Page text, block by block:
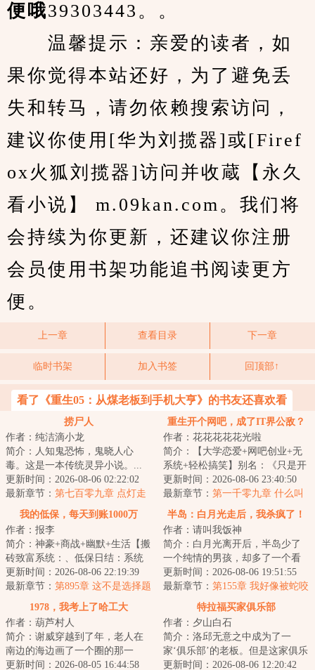
便哦39303443。。
温馨提示：亲爱的读者，如
果你觉得本站还好，为了避免丢
失和转马，请勿依赖搜索访问，
建议你使用[华为刘揽器]或[Firef
ox火狐刘揽器]访问并收蔵【永久
看小说】 m.09kan.com。我们将
会持续为你更新，还建议你注册
会员使用书架功能追书阅读更方
便。
上一章 查看目录 下一章
临时书架 加入书签 回顶部↑
看了《重生05：从煤老板到手机大亨》的书友还喜欢看
捞尸人
作者：纯洁滴小龙
简介：人知鬼恐怖，鬼晓人心
毒。这是一本传统灵异小说。...
更新时间：2026-08-06 02:22:02
最新章节： 第七百零九章 点灯走
江！
重生开个网吧，成了IT界公敌？
作者：花花花花花光啦
简介：【大学恋爱+网吧创业+无
系统+轻松搞笑】别名：《只是开
个网吧，怎么就有伤风化
了？》、《这个网吧...
更新时间：2026-08-06 23:40:50
最新章节： 第一千零九章 什么叫
科技改变命运？
我的低保，每天到账1000万
作者：报李
简介：神豪+商战+幽默+生活【搬
砖致富系统：、低保日结：系统
按日给予低保补贴，补贴金额=宿
主岗位底薪X...
更新时间：2026-08-06 22:19:39
最新章节： 第895章 这不是选择题
半岛：白月光走后，我杀疯了！
作者：请叫我饭神
简介：白月光离开后，半岛少了
一个纯情的男孩，却多了一个看
狗都深情的人渣。...
更新时间：2026-08-06 19:51:55
最新章节： 第155章 我好像被蛇咬
1978，我考上了哈工大
作者：葫芦村人
简介：谢威穿越到了年，老人在
南边的海边画了一个圈的那一
年，也是恢复高考的第二年。了
更新时间：2026-08-05 16:44:58
特拉福买家俱乐部
作者：夕山白石
简介：洛邱无意之中成为了一
家‘俱乐部’的老板。但是这家俱乐
部好奇怪。它不仅仅拥有一个工
更新时间：2026-08-06 12:20:42